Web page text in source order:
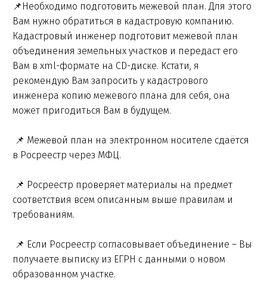
📌Необходимо подготовить межевой план. Для этого
Вам нужно обратиться в кадастровую компанию.
Кадастровый инженер подготовит межевой план
объединения земельных участков и передаст его
Вам в xml-формате на CD-диске. Кстати, я
рекомендую Вам запросить у кадастрового
инженера копию межевого плана для себя, она
может пригодиться Вам в будущем.
📌 Межевой план на электронном носителе сдаётся
в Росреестр через МФЦ.
📌 Росреестр проверяет материалы на предмет
соответствия всем описанным выше правилам и
требованиям.
📌 Если Росреестр согласовывает объединение – Вы
получаете выписку из ЕГРН с данными о новом
образованном участке.